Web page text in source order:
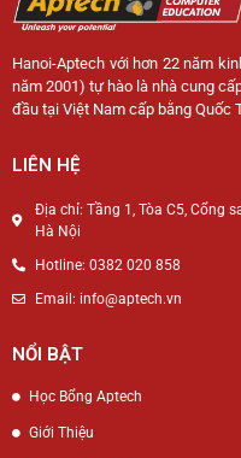
Hanoi-Aptech với hơn 22 năm
năm 2001) tự hào là nhà cung
đầu tại Việt Nam cấp bằng Quốc
LIÊN HỆ
Địa chỉ: Tầng 1, Tòa C5, Cổng
Hà Nội
Hotline: 0382 020 858
Email: info@aptech.vn
NỔI BẬT
Học Bổng Aptech
Giới Thiệu